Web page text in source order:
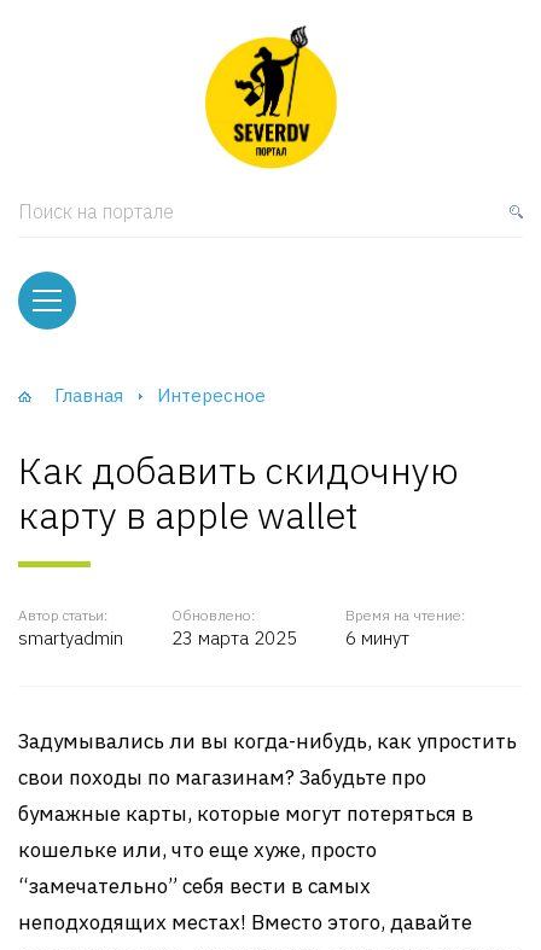
Поиск на портале
Главная Интересное
Как добавить скидочную
карту в apple wallet
Автор статьи:
smartyadmin
Обновлено:
23 марта 2025
Время на чтение:
6 минут
Задумывались ли вы когда-нибудь, как упростить
свои походы по магазинам? Забудьте про
бумажные карты, которые могут потеряться в
кошельке или, что еще хуже, просто
“замечательно” себя вести в самых
неподходящих местах! Вместо этого, давайте
и тумбы
и Шкафы-Купе